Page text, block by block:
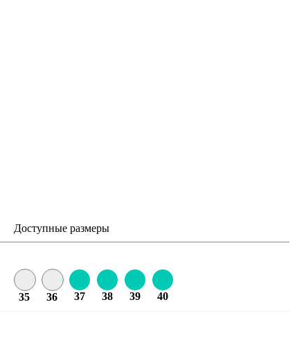
Доступные размеры
35 36 37 38 39 40